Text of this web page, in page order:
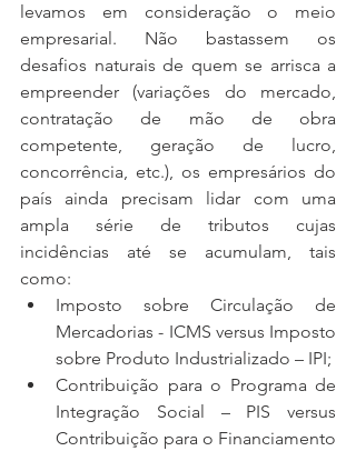
levamos em consideração o meio
empresarial. Não bastassem os
desafios naturais de quem se arrisca a
empreender (variações do mercado,
contratação de mão de obra
competente, geração de lucro,
concorrência, etc.), os empresários do
país ainda precisam lidar com uma
ampla série de tributos cujas
incidências até se acumulam, tais
como:
Imposto sobre Circulação de
Mercadorias - ICMS versus Imposto
Contribuição para o Programa de
Integração Social – PIS versus
Contribuição para o Financiamento